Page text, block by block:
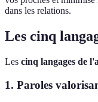
dans les relations.
Les cinq
Les cinq langages de
1. Paroles